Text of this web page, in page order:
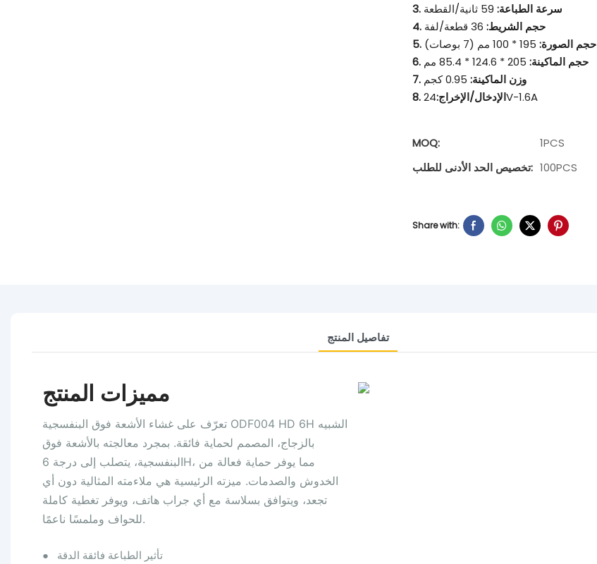
3. سرعة الطباعة:
4. حجم الشريط:
5. حجم الصورة:
6. حجم الماكينة:
7. وزن الماكينة:
8. الإدخال/الإخراج:24V-1.6A
MOQ:
1PCS
تخصيص الحد الأدنى للطلب: 100PCS
Share with:
تفاصيل المنتج
مميزات المنتج
تعرّف على غشاء الأشعة فوق البنفسجية ODF004 HD 6H الشبيه
بالزجاج، المصمم لحماية فائقة. بمجرد معالجته بالأشعة فوق
البنفسجية، يتصلب إلى درجة 6H، مما يوفر حماية فعالة من
الخدوش والصدمات. ميزته الرئيسية هي ملاءمته المثالية دون أي
تجعد، ويتوافق بسلاسة مع أي جراب هاتف، ويوفر تغطية كاملة
للحواف وملمسًا ناعمًا.
●
تأثير الطباعة فائقة الدقة